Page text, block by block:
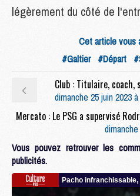
légèrement du côté de
Cet article vous
#Galtier #Départ
dimanche 25 juin 2023
Mercato : Le PSG a supervisé
Vous pouvez retrouver les
publicités.